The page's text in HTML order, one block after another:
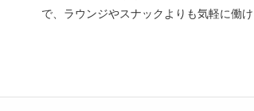
で、ラウンジやスナックよりも気軽に働